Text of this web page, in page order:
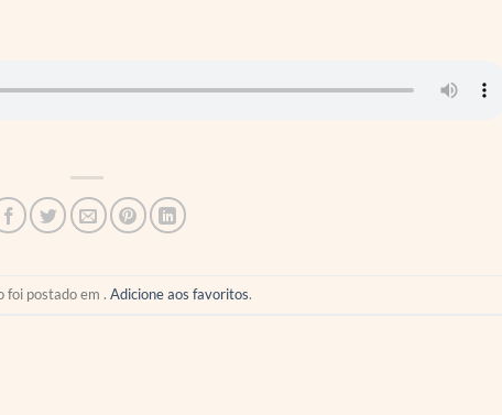
foi postado em .Adicione aos favoritos.